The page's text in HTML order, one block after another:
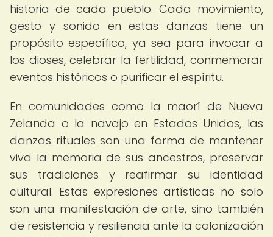
historia de cada pueblo. Cada movimiento,
gesto y sonido en estas danzas tiene un
propósito específico, ya sea para invocar a
los dioses, celebrar la fertilidad, conmemorar
eventos históricos o purificar el espíritu.
En comunidades como la maorí de Nueva
Zelanda o la navajo en Estados Unidos, las
danzas rituales son una forma de mantener
viva la memoria de sus ancestros, preservar
sus tradiciones y reafirmar su identidad
cultural. Estas expresiones artísticas no solo
son una manifestación de arte, sino también
de resistencia y resiliencia ante la colonización